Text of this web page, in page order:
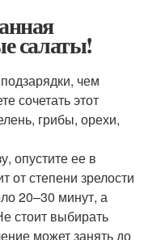
салаты!
чем
сочетать этот
грибы, орехи,
опустите ее в
от степени зрелости
20–30 минут, а
стоит выбирать
может занять до